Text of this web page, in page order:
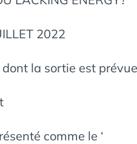
2022
dont la sortie est
comme le ‘